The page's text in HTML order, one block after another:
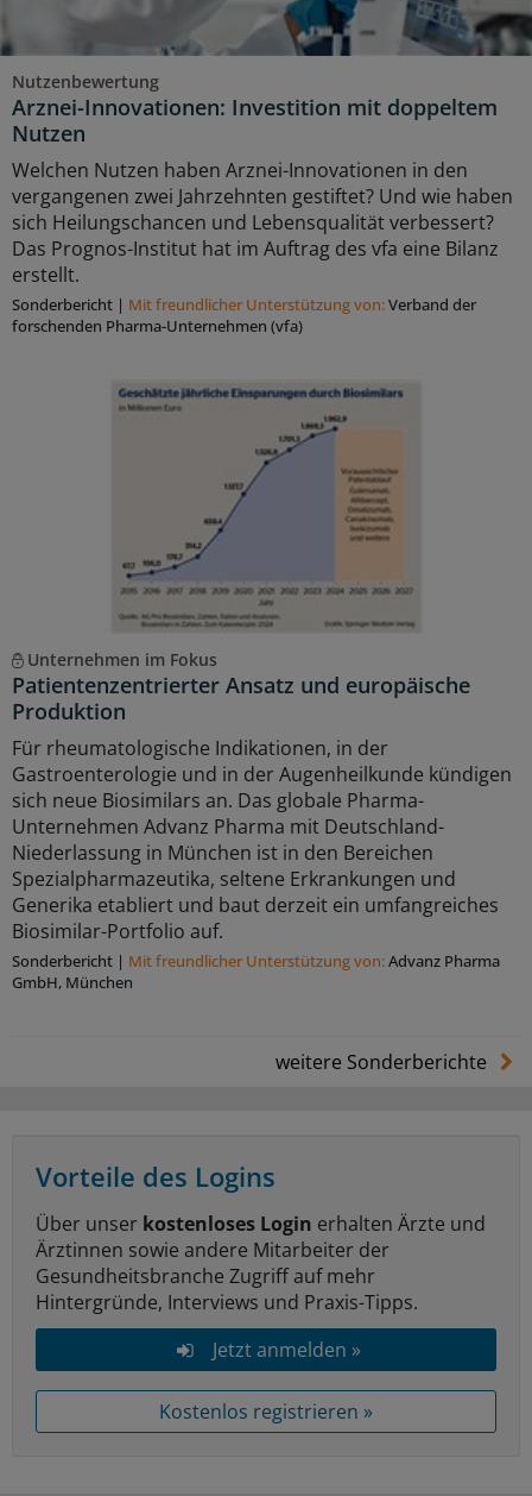
Nutzenbewertung
Arznei-Innovationen: Investition mit doppeltem
Nutzen
Welchen Nutzen haben Arznei-Innovationen in den
vergangenen zwei Jahrzehnten gestiftet? Und wie haben
sich Heilungschancen und Lebensqualität verbessert?
Das Prognos-Institut hat im Auftrag des vfa eine Bilanz
erstellt.
Sonderbericht | Mit freundlicher Unterstützung von:Verband der
forschenden Pharma-Unternehmen (vfa)
Unternehmen im Fokus
Patientenzentrierter Ansatz und europäische
Produktion
Für rheumatologische Indikationen, in der
Gastroenterologie und in der Augenheilkunde kündigen
sich neue Biosimilars an. Das globale Pharma-
Unternehmen Advanz Pharma mit Deutschland-
Niederlassung in München ist in den Bereichen
Spezialpharmazeutika, seltene Erkrankungen und
Generika etabliert und baut derzeit ein umfangreiches
Biosimilar-Portfolio auf.
Sonderbericht | Mit freundlicher Unterstützung von:Advanz Pharma
GmbH, München
weitere Sonderberichte
Vorteile des Logins
Über unser kostenloses Login erhalten Ärzte und
Ärztinnen sowie andere Mitarbeiter der
Gesundheitsbranche Zugriff auf mehr
Hintergründe, Interviews und Praxis-Tipps.
Jetzt anmelden »
Kostenlos registrieren »